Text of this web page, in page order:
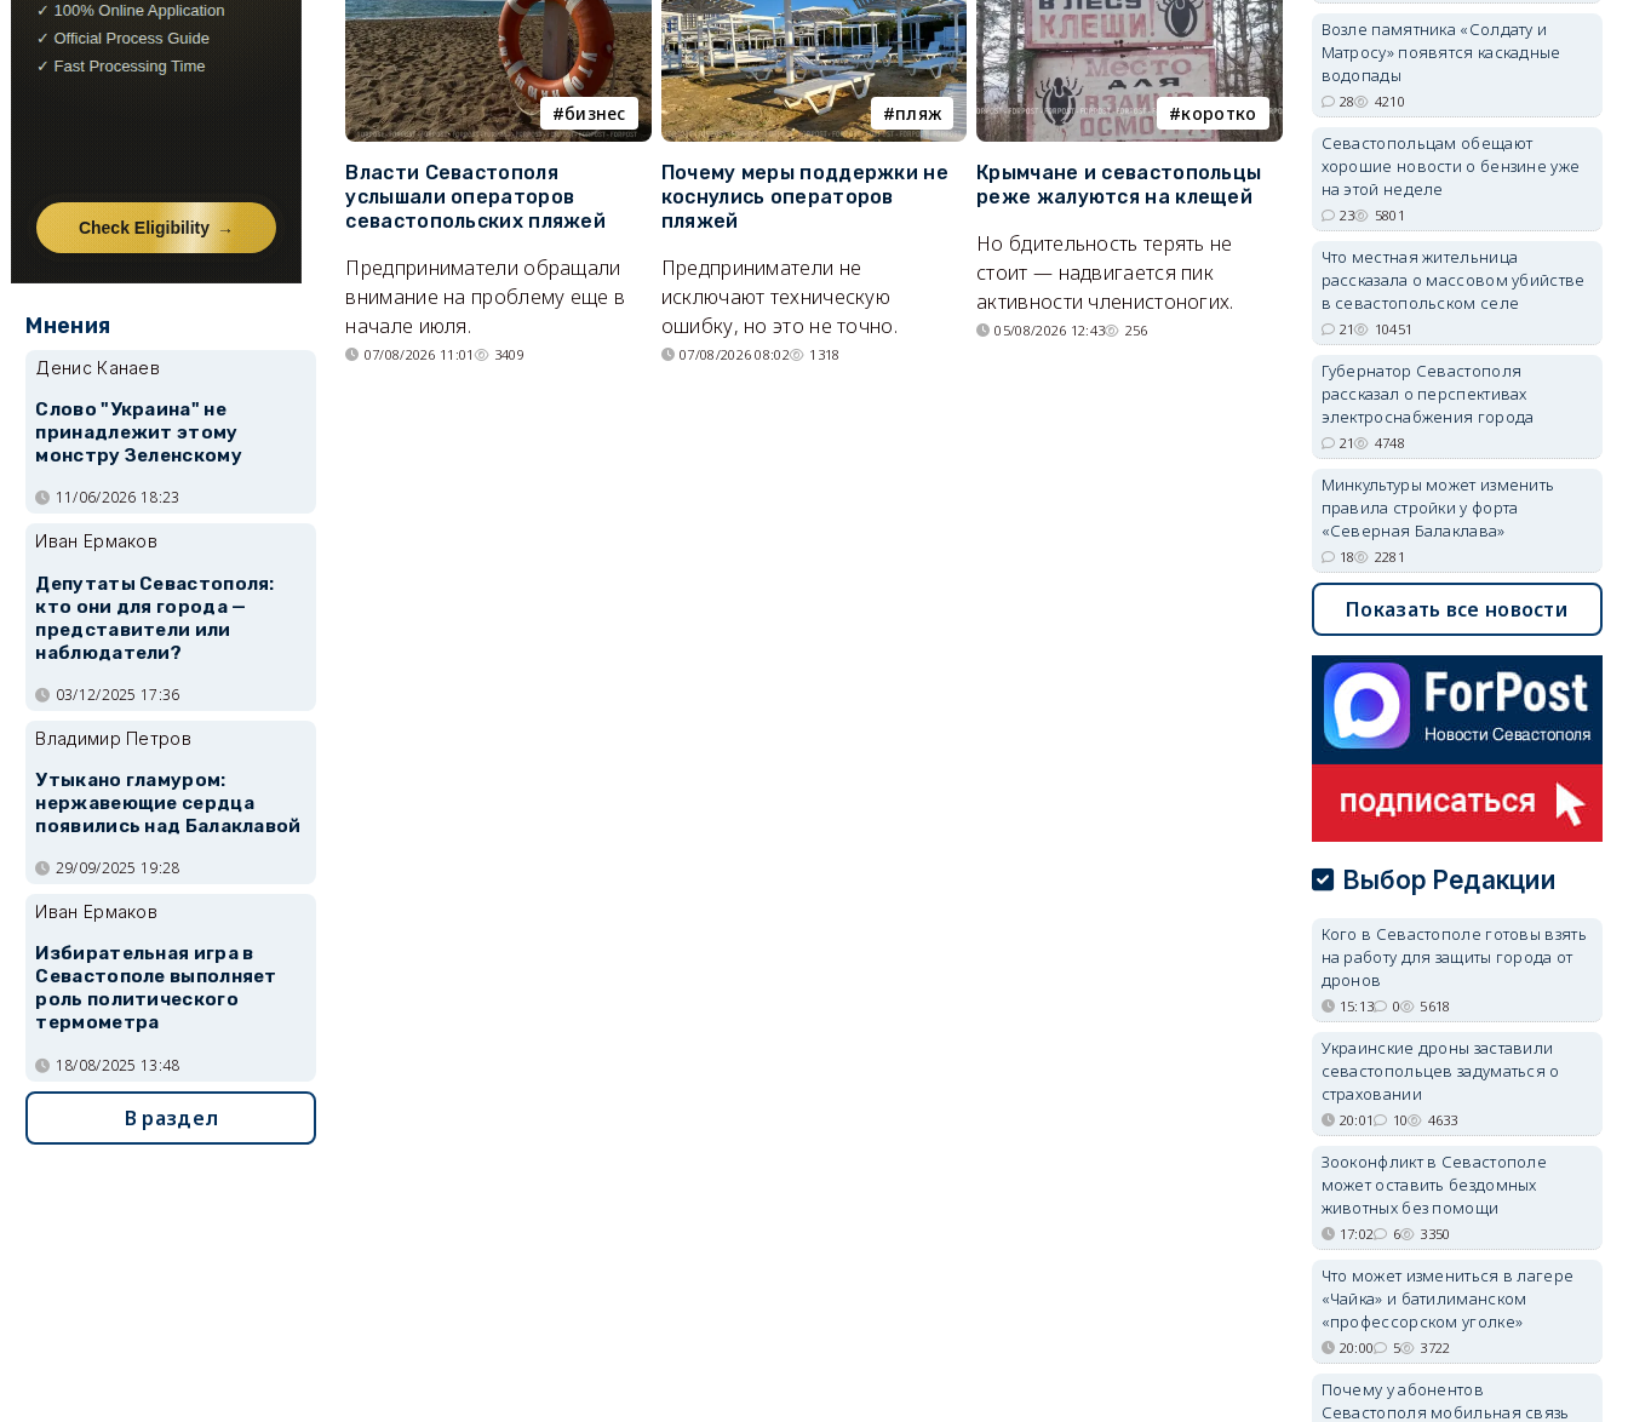
бизнес
Власти Севастополя
услышали операторов
севастопольских пляжей
Предприниматели обращали
внимание на проблему еще в
начале июля.
07/08/2026 11:01 3409
пляж
Почему меры поддержки не
коснулись операторов
пляжей
Предприниматели не
исключают техническую
ошибку, но это не точно.
07/08/2026 08:02 1318
коротко
Крымчане и севастопольцы
реже жалуются на клещей
Но бдительность терять не
стоит — надвигается пик
активности членистоногих.
05/08/2026 12:43 256
Балаклава
В Севастополе утвердили
проект застройки центра
Балаклавы
Там появится туристический
квартал с отелями и
парковками.
Мнения
Денис Канаев
Слово "Украина" не
принадлежит этому
монстру Зеленскому
11/06/2026 18:23
Иван Ермаков
Депутаты Севастополя:
кто они для города —
представители или
наблюдатели?
03/12/2025 17:36
Владимир Петров
Утыкано гламуром:
нержавеющие сердца
появились над Балаклавой
29/09/2025 19:28
Иван Ермаков
Избирательная игра в
Севастополе выполняет
роль политического
термометра
18/08/2025 13:48
В раздел
Возле памятника «Солдату и
Матросу» появятся каскадные
водопады
28 4210
Севастопольцам обещают
хорошие новости о бензине уже
на этой неделе
23 5801
Что местная жительница
рассказала о массовом убийстве
в севастопольском селе
21 10451
Губернатор Севастополя
рассказал о перспективах
электроснабжения города
21 4748
Минкультуры может изменить
правила стройки у форта
«Северная Балаклава»
18 2281
Показать все новости
Выбор Редакции
Кого в Севастополе готовы взять
на работу для защиты города от
дронов
15:13 0 5618
Украинские дроны заставили
севастопольцев задуматься о
страховании
20:01 10 4633
Зооконфликт в Севастополе
может оставить бездомных
животных без помощи
17:02 6 3350
Что может измениться в лагере
«Чайка» и батилиманском
«профессорском уголке»
20:00 5 3722
Почему у абонентов
Севастополя мобильная связь